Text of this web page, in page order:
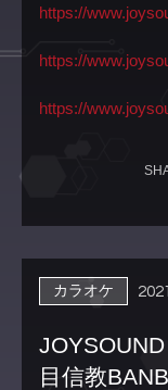
https://
https://
https://
カラオケ
目信教